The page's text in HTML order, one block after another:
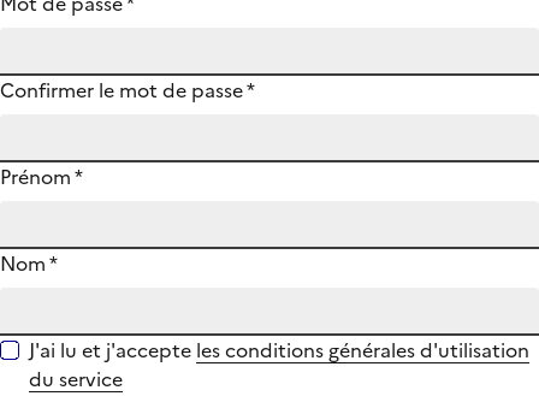
Confirmer le mot de passe*
Prénom*
Nom*
J'ai lu et j'accepte les conditions générales d'utilisation
du service